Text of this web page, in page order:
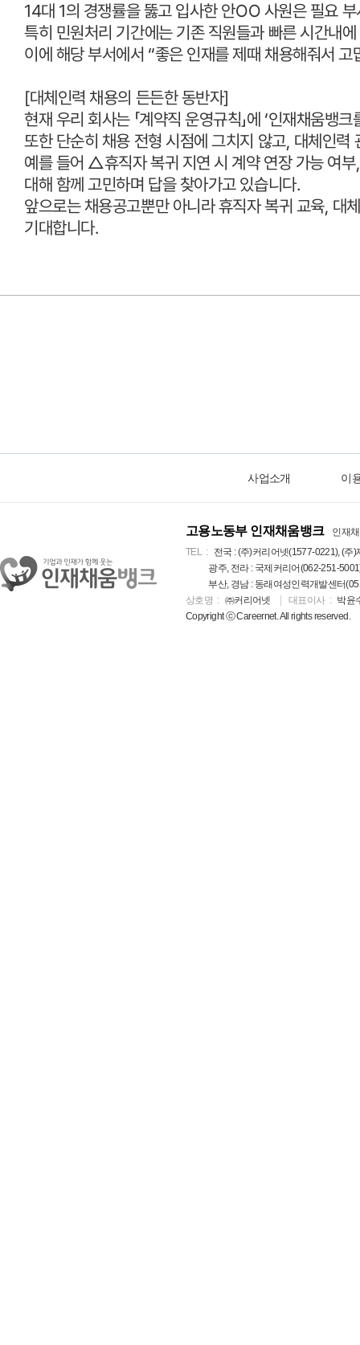
14대 1의 경쟁률을 뚫고 입사한 안OO 사원은 필요
특히 민원처리 기간에는 기존 직원들과 빠른 시간내
이에 해당 부서에서 “좋은 인재를 제때 채용해줘서 고
[대체인력 채용의 든든한 동반자]
현재 우리 회사는 「계약직 운영규칙」에 ‘인재채움뱅크
또한 단순히 채용 전형 시점에 그치지 않고, 대체인력
예를 들어 △휴직자 복귀 지연 시 계약 연장 가능 여부
대해 함께 고민하며 답을 찾아가고 있습니다.
앞으로는 채용공고뿐만 아니라 휴직자 복귀 교육, 대
기대합니다.
사업소개 이
고용노동부 인재채움뱅크
인재
TEL
전국 : (주)커리어넷(1577-0221), (
광주, 전라 : 국제커리어(062-251-
부산, 경남 : 동래여성인력개발센터
상호명
㈜커리어넷 대표이사
박윤
Copyright ⓒ Careernet. All rights reserved.